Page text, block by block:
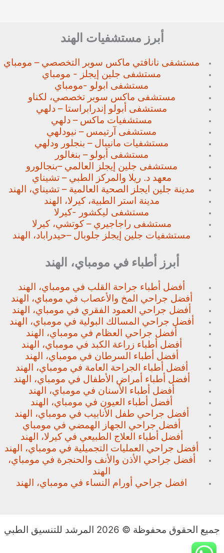
أبرز مستشفيات الهند
مستشفى نانافتي ماكس سوبر التخصصي – مومباي
مستشفى جلين إيجلز - مومباي
مستشفى ابولو -مومباي
مستشفى ماكس سوبر تخصصي، لكناو
مستشفى أبولو إندرابراستا – دلهي
مستشفيات ماكس – دلهي
مستشفى آرتيمس – نيودلهي
مستشفيات مانيبال – بنجلور ودلهي
مستشفى أبولو – بنغالور
مستشفى جلين إيجلز العالمي –بنجالورو
معهد د. ريلا والمركز الطبي – تشيناي
مدينة جلين ايجلز الصحية العالمية – تشيناي، الهند
مدينة استر الطبية، كيرلا، الهند
مستشفى ليكشور -كيرلا
مستشفى راجاجيري – كوتشي، كيرلا
مستشفيات جلين إيجلز جلوبال –حيدراباد، الهند
أبرز أطباء في مومباي، الهند
أفضل أطباء جراحة القلب في مومباي، الهند
أفضل جراحي المخ والأعصاب في مومباي، الهند
أفضل جراحي العمود الفقري في مومباي، الهند
أفضل جراحي المسالك البولية في مومباي، الهند
أفضل جراحي العظام في مومباي، الهند
أفضل أطباء زراعة الكبد في مومباي، الهند
أفضل أطباء السرطان في مومباي، الهند
أفضل أطباء الجراحة العامة في مومباي، الهند
أفضل أطباء أمراض الأطفال في مومباي، الهند
أفضل أطباء الأسنان في مومباي، الهند
أفضل أطباء العيون في مومباي، الهند
أفضل جراحي طفل الأنابيب في مومباي، الهند
أفضل جراحي الجهاز الهمضي في مومباي
أفضل أطباء العلاج الطبيعي في كيرلا، الهند
أفضل جراحي العمليات التجميلية في مومباي، الهند
أفضل جراحي الأذن والأنف والحنجرة في مومباي،
الهند
افضل جراحي أورام النساء في مومباي، الهند
جميع الحقوق محفوظة © 2026 المرشد للتنسيق الطبي